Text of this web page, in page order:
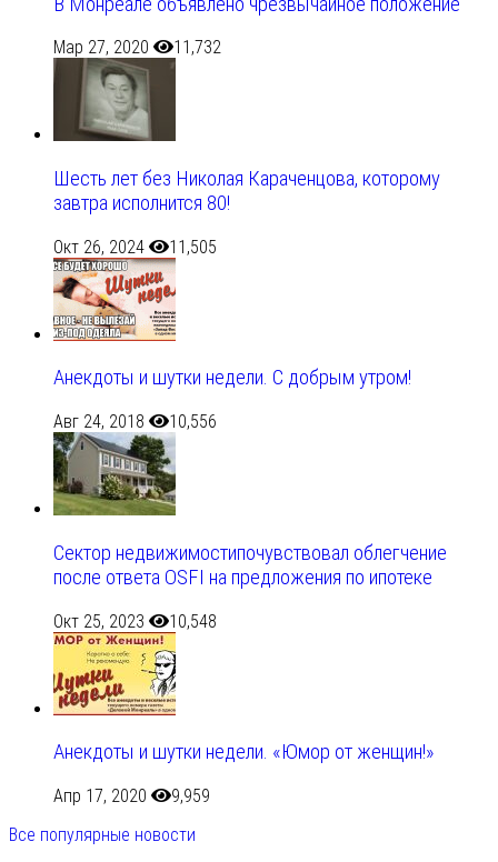
Мар 27, 2020 11,732
Шесть лет без Николая Караченцова, которому
завтра исполнится 80!
Окт 26, 2024 11,505
Анекдоты и шутки недели. С добрым утром!
Авг 24, 2018 10,556
Сектор недвижимостипочувствовал облегчение
после ответа OSFI на предложения по ипотеке
Окт 25, 2023 10,548
Анекдоты и шутки недели. «Юмор от женщин!»
Апр 17, 2020
9,959
Все популярные новости